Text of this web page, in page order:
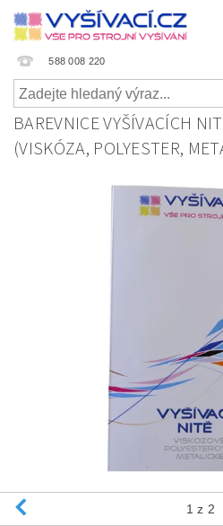
588 008 220
BAREVNICE VYŠÍVACÍCH
(VISKÓZA, POLYESTER,
1 z 2